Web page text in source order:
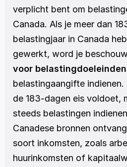
verplicht bent om
Canada. Als je meer dan
belastingjaar in Canada
gewerkt, word je
voor belastingdoeleinden
belastingaangifte indienen.
de 183-dagen eis voldoet,
steeds belastingen
Canadese bronnen
soort inkomsten, zoals
huurinkomsten of